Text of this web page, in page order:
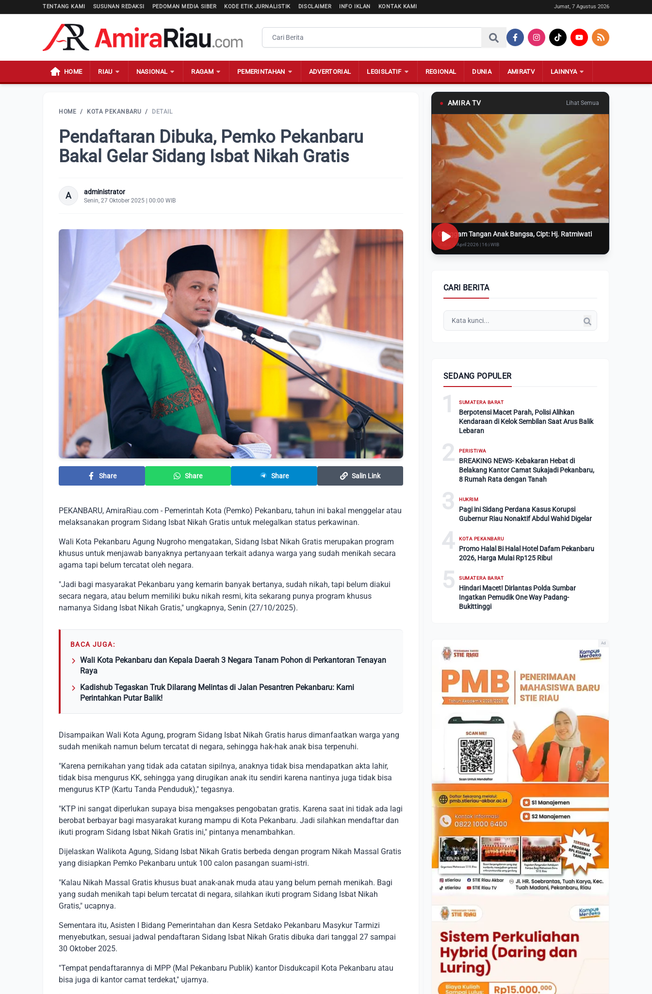
TENTANG KAMI SUSUNAN REDAKSI PEDOMAN MEDIA SIBER KODE ETIK JURNALISTIK DISCLAIMER INFO IKLAN KONTAK KAMI Jumat, 7 Agustus 2026
HOME RIAU NASIONAL RAGAM PEMERINTAHAN ADVERTORIAL LEGISLATIF REGIONAL DUNIA AMIRATV LAINNYA
HOME / KOTA PEKANBARU / DETAIL
Pendaftaran Dibuka, Pemko Pekanbaru
Bakal Gelar Sidang Isbat Nikah Gratis
A administrator
Senin, 27 Oktober 2025 | 00:00 WIB
Share Share Share Salin Link
PEKANBARU, AmiraRiau.com - Pemerintah Kota (Pemko) Pekanbaru, tahun ini bakal menggelar atau
melaksanakan program Sidang Isbat Nikah Gratis untuk melegalkan status perkawinan.
Wali Kota Pekanbaru Agung Nugroho mengatakan, Sidang Isbat Nikah Gratis merupakan program
khusus untuk menjawab banyaknya pertanyaan terkait adanya warga yang sudah menikah secara
agama tapi belum tercatat oleh negara.
"Jadi bagi masyarakat Pekanbaru yang kemarin banyak bertanya, sudah nikah, tapi belum diakui
secara negara, atau belum memiliki buku nikah resmi, kita sekarang punya program khusus
namanya Sidang Isbat Nikah Gratis," ungkapnya, Senin (27/10/2025).
BACA JUGA:
Wali Kota Pekanbaru dan Kepala Daerah 3 Negara Tanam Pohon di Perkantoran Tenayan
Raya
Kadishub Tegaskan Truk Dilarang Melintas di Jalan Pesantren Pekanbaru: Kami
Perintahkan Putar Balik!
Disampaikan Wali Kota Agung, program Sidang Isbat Nikah Gratis harus dimanfaatkan warga yang
sudah menikah namun belum tercatat di negara, sehingga hak-hak anak bisa terpenuhi.
"Karena pernikahan yang tidak ada catatan sipilnya, anaknya tidak bisa mendapatkan akta lahir,
tidak bisa mengurus KK, sehingga yang dirugikan anak itu sendiri karena nantinya juga tidak bisa
mengurus KTP (Kartu Tanda Penduduk)," tegasnya.
"KTP ini sangat diperlukan supaya bisa mengakses pengobatan gratis. Karena saat ini tidak ada lagi
berobat berbayar bagi masyarakat kurang mampu di Kota Pekanbaru. Jadi silahkan mendaftar dan
ikuti program Sidang Isbat Nikah Gratis ini," pintanya menambahkan.
Dijelaskan Walikota Agung, Sidang Isbat Nikah Gratis berbeda dengan program Nikah Massal Gratis
yang disiapkan Pemko Pekanbaru untuk 100 calon pasangan suami-istri.
"Kalau Nikah Massal Gratis khusus buat anak-anak muda atau yang belum pernah menikah. Bagi
yang sudah menikah tapi belum tercatat di negara, silahkan ikuti program Sidang Isbat Nikah
Gratis," ucapnya.
Sementara itu, Asisten I Bidang Pemerintahan dan Kesra Setdako Pekanbaru Masykur Tarmizi
menyebutkan, sesuai jadwal pendaftaran Sidang Isbat Nikah Gratis dibuka dari tanggal 27 sampai
30 Oktober 2025.
"Tempat pendaftarannya di MPP (Mal Pekanbaru Publik) kantor Disdukcapil Kota Pekanbaru atau
bisa juga di kantor camat terdekat," ujarnya.
● AMIRA TV Lihat Semua
Genggam Tangan Anak Bangsa, Cipt: Hj. Ratmiwati
Rabu, 8 April 2026 | 16:i WIB
CARI BERITA
SEDANG POPULER
1 SUMATERA BARAT
Berpotensi Macet Parah, Polisi Alihkan
Kendaraan di Kelok Sembilan Saat Arus Balik
Lebaran
2 PERISTIWA
BREAKING NEWS- Kebakaran Hebat di
Belakang Kantor Camat Sukajadi Pekanbaru,
8 Rumah Rata dengan Tanah
3 HUKRIM
Pagi ini Sidang Perdana Kasus Korupsi
Gubernur Riau Nonaktif Abdul Wahid Digelar
4 KOTA PEKANBARU
Promo Halal Bi Halal Hotel Dafam Pekanbaru
2026, Harga Mulai Rp125 Ribu!
5 SUMATERA BARAT
Hindari Macet! Dirlantas Polda Sumbar
Ingatkan Pemudik One Way Padang-
Bukittinggi
Ad